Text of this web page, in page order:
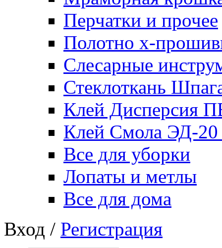
Перчатки и прочее
Полотно х-
Слесарные
Стеклоткань
Клей Дисперсия
Клей Смола ЭД-20
Все для уборки
Лопаты и метлы
Все для дома
Вход / Регистрация